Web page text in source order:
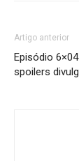
Artigo anterior
Episódio
spoilers